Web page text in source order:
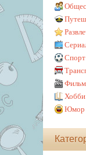
Спорт
Хобби
Юмор